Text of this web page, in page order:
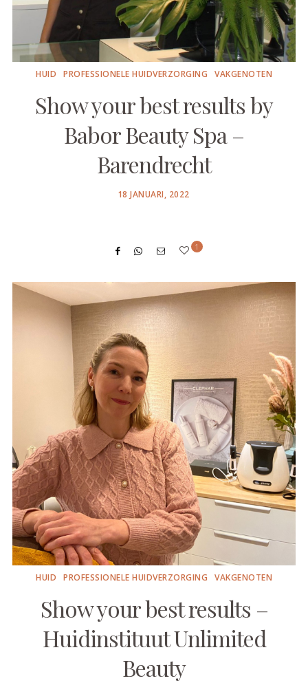
HUID PROFESSIONELE HUIDVERZORGING VAKGENOTEN
Show your best results by
Babor Beauty Spa –
Barendrecht
POSTED
18 JANUARI, 2022
1
HUID PROFESSIONELE HUIDVERZORGING VAKGENOTEN
Show your best results –
Huidinstituut Unlimited
Beauty